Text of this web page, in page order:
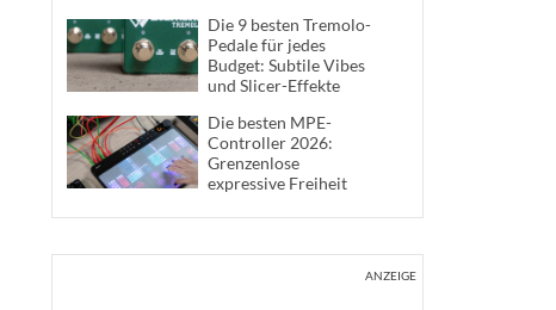
Die 9 besten Tremolo-
Pedale für jedes
Budget: Subtile Vibes
und Slicer-Effekte
Die besten MPE-
Controller 2026:
Grenzenlose
expressive Freiheit
ANZEIGE